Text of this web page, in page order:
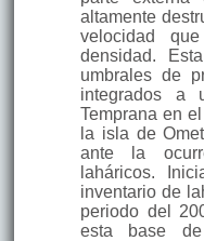
altamente
velocidad
densidad.
umbrales de
integrados a
Temprana en
la isla de
ante la
laháricos.
inventario de
periodo del
esta base